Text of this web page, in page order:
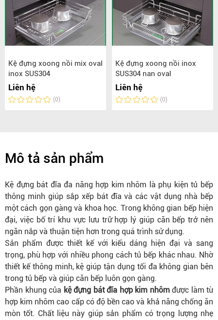
Kệ đựng xoong nồi mix oval
inox SUS304
Liên hệ
(0)
Kệ đựng xoong nồi inox
SUS304 nan oval
Liên hệ
(0)
Mô tả sản phẩm
Kệ đựng bát đĩa đa năng hợp kim nhôm là phụ kiện tủ bếp
thông minh giúp sắp xếp bát đĩa và các vật dụng nhà bếp
một cách gọn gàng và khoa học. Trong không gian bếp hiện
đại, việc bố trí khu vực lưu trữ hợp lý giúp căn bếp trở nên
ngăn nắp và thuận tiện hơn trong quá trình sử dụng.
Sản phẩm được thiết kế với kiểu dáng hiện đại và sang
trọng, phù hợp với nhiều phong cách tủ bếp khác nhau. Nhờ
thiết kế thông minh, kệ giúp tận dụng tối đa không gian bên
trong tủ bếp và giúp căn bếp luôn gọn gàng.
Phần khung của kệ đựng bát đĩa hợp kim nhômđược làm từ
hợp kim nhôm cao cấp có độ bền cao và khả năng chống ăn
mòn tốt. Chất liệu này giúp sản phẩm có trọng lượng nhẹ